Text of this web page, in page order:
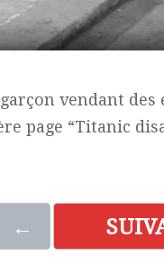
vendant
page “Titanic
←